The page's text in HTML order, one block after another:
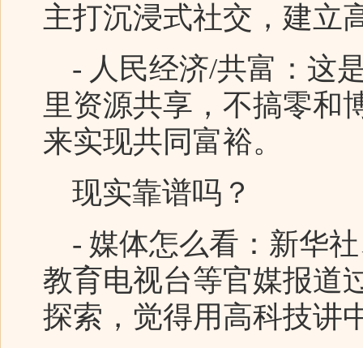
主打沉浸式社交，建立
- 人民经济/共富：这
里资源共享，不搞零和
来实现共同富裕。
现实靠谱吗？
- 媒体怎么看：新华
教育电视台等官媒报道
探索，觉得用高科技讲